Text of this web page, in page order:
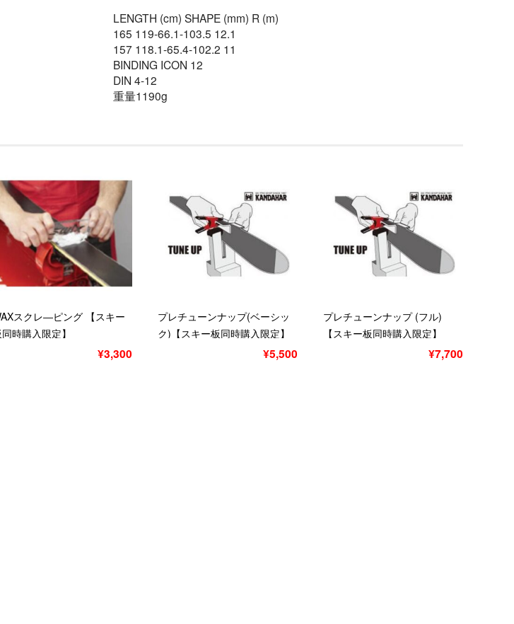
LENGTH (cm) SHAPE (mm) R (m)
165 119-66.1-103.5 12.1
157 118.1-65.4-102.2 11
BINDING ICON 12
DIN 4-12
重量1190g
スクレ―ピング 【スキー
時購入限定】
¥3,300
プレチューンナップ(ベーシッ
ク)【スキー板同時購入限定】
¥5,500
プレチューンナップ (フル)
【スキー板同時購入限定】
¥7,700